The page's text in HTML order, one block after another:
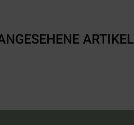
ARTIKEL